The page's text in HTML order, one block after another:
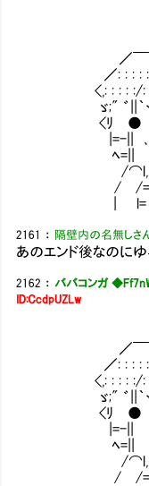
,
／￣￣
／: : : : : : : : : : :
<,: : : : :/: : :
ゞ;" ゛||｀ヾｿ'" ||
<ﾘ ● ●
|=-|| ､_,､_, ||=
ﾍ=|| .||
/⌒l, __. ||イヽ
/ /= i
| l= | 圭圭
2161 ： 隔壁内の名無しさ
あのエンド後なのにゆ
2162 ： ババコンガ
ID:CcdpUZLw
,
／￣￣
／: : : : : : : : : : :
<,: : : : :/: : :
ゞ;" ゛||｀ヾｿ'" ||
<ﾘ ● ●
|=-|| ||=＝ 6}
ﾍ=|| r‐-､
/⌒l,｀ﾆ｀,
/ /= i